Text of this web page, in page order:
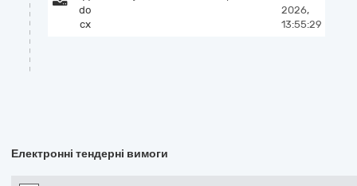
do
cx
2026,
13:55:29
Електронні тендерні вимоги